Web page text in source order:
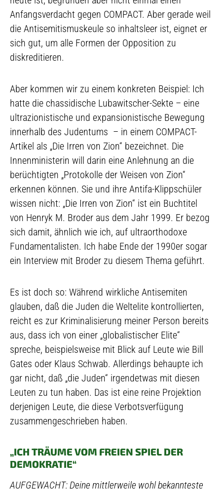
Anfangsverdacht gegen COMPACT. Aber gerade weil
die Antisemitismuskeule so inhaltsleer ist, eignet er
sich gut, um alle Formen der Opposition zu
diskreditieren.
Aber kommen wir zu einem konkreten Beispiel: Ich
hatte die chassidische Lubawitscher-Sekte – eine
ultrazionistische und expansionistische Bewegung
innerhalb des Judentums – in einem COMPACT-
Artikel als „Die Irren von Zion“ bezeichnet. Die
Innenministerin will darin eine Anlehnung an die
berüchtigten „Protokolle der Weisen von Zion“
erkennen können. Sie und ihre Antifa-Klippschüler
wissen nicht: „Die Irren von Zion“ ist ein Buchtitel
von Henryk M. Broder aus dem Jahr 1999. Er bezog
sich damit, ähnlich wie ich, auf ultraorthodoxe
Fundamentalisten. Ich habe Ende der 1990er sogar
ein Interview mit Broder zu diesem Thema geführt.
Es ist doch so: Während wirkliche Antisemiten
glauben, daß die Juden die Weltelite kontrollierten,
reicht es zur Kriminalisierung meiner Person bereits
aus, dass ich von einer „globalistischer Elite“
spreche, beispielsweise mit Blick auf Leute wie Bill
Gates oder Klaus Schwab. Allerdings behaupte ich
gar nicht, daß „die Juden“ irgendetwas mit diesen
Leuten zu tun haben. Das ist eine reine Projektion
derjenigen Leute, die diese Verbotsverfügung
zusammengeschrieben haben.
„ICH TRÄUME VOM FREIEN SPIEL DER
DEMOKRATIE“
AUFGEWACHT: Deine mittlerweile wohl bekannteste